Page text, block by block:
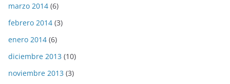
marzo 2014 (6)
febrero 2014 (3)
enero 2014 (6)
diciembre 2013 (10)
noviembre 2013 (3)